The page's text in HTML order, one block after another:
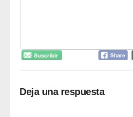
Deja una respuesta